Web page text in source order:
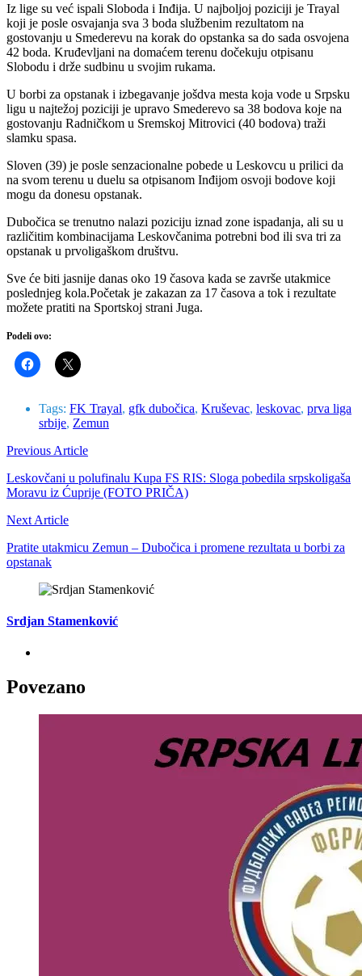
Iz lige su već ispali Sloboda i Inđija. U najboljoj poziciji je Trayal
koji je posle osvajanja sva 3 boda službenim rezultatom na
gostovanju u Smederevu na korak do opstanka sa do sada osvojena
42 boda. Kruđevljani na domaćem terenu dočekuju otpisanu
Slobodu i drže sudbinu u svojim rukama.
U borbi za opstanak i izbegavanje jošdva mesta koja vode u Srpsku
ligu u najtežoj poziciji je upravo Smederevo sa 38 bodova koje na
gostovanju Radničkom u Sremskoj Mitrovici (40 bodova) traži
slamku spasa.
Sloven (39) je posle senzacionalne pobede u Leskovcu u prilici da
na svom terenu u duelu sa otpisanom Inđijom osvoji bodove koji
mogu da donesu opstanak.
Dubočica se trenutno nalazi poziciju iznad zone ispadanja, ali su u
različitim kombinacijama Leskovčanima potrebni bod ili sva tri za
opstanak u prvoligaškom društvu.
Sve će biti jasnije danas oko 19 časova kada se završe utakmice
poslednjeg kola.Početak je zakazan za 17 časova a tok i rezultate
možete pratiti na Sportskoj strani Juga.
Podeli ovo:
Tags: FK Trayal, gfk dubočica, Kruševac, leskovac, prva liga
srbije, Zemun
Previous Article
Leskovčani u polufinalu Kupa FS RIS: Sloga pobedila srpskoligaša
Moravu iz Ćuprije (FOTO PRIČA)
Next Article
Pratite utakmicu Zemun – Dubočica i promene rezultata u borbi za
opstanak
Srdjan Stamenković
Povezano